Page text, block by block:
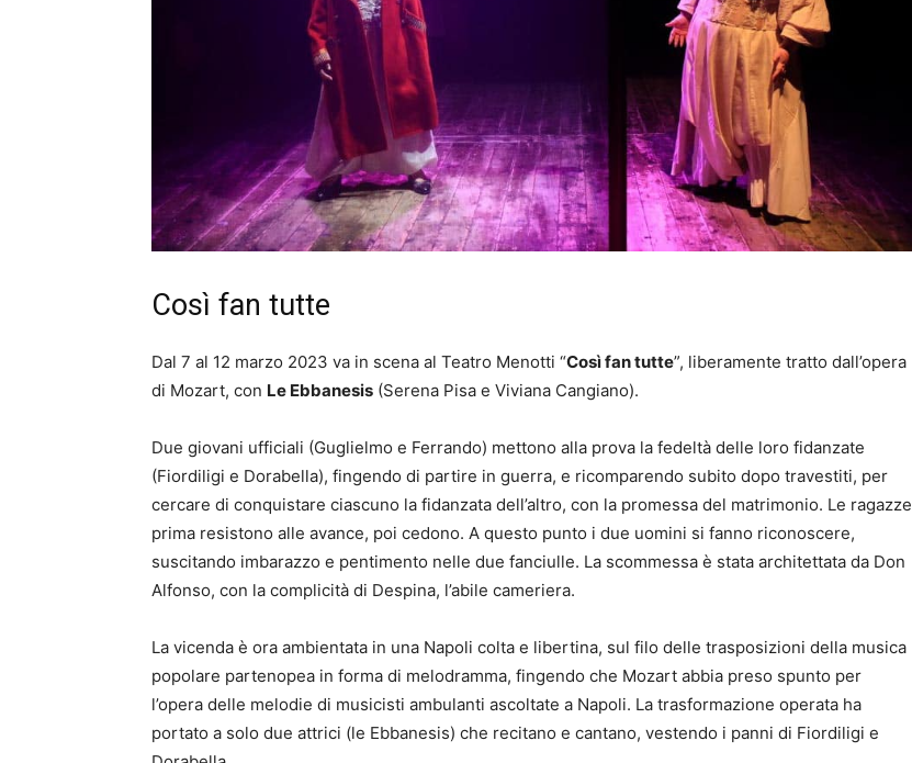
Così fan tutte
Dal 7 al 12 marzo 2023 va in scena al Teatro Menotti “Così fan tutte”, liberamente tratto dall’opera
di Mozart, con Le Ebbanesis (Serena Pisa e Viviana Cangiano).
Due giovani ufficiali (Guglielmo e Ferrando) mettono alla prova la fedeltà delle loro fidanzate
(Fiordiligi e Dorabella), fingendo di partire in guerra, e ricomparendo subito dopo travestiti, per
cercare di conquistare ciascuno la fidanzata dell’altro, con la promessa del matrimonio. Le ragazze
prima resistono alle avance, poi cedono. A questo punto i due uomini si fanno riconoscere,
suscitando imbarazzo e pentimento nelle due fanciulle. La scommessa è stata architettata da Don
Alfonso, con la complicità di Despina, l’abile cameriera.
La vicenda è ora ambientata in una Napoli colta e libertina, sul filo delle trasposizioni della musica
popolare partenopea in forma di melodramma, fingendo che Mozart abbia preso spunto per
l’opera delle melodie di musicisti ambulanti ascoltate a Napoli. La trasformazione operata ha
portato a solo due attrici (le Ebbanesis) che recitano e cantano, vestendo i panni di Fiordiligi e